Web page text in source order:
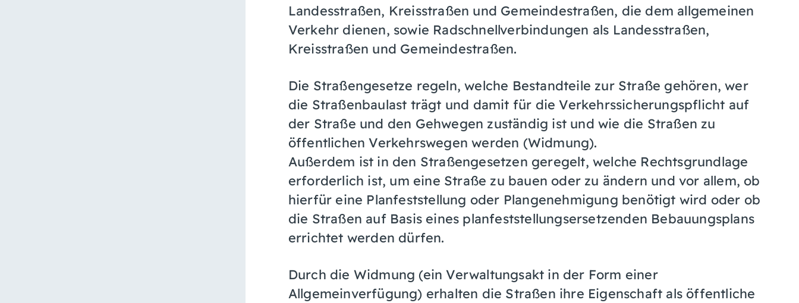
Landesstraßen, Kreisstraßen und Gemeindestraßen, die dem allgemeinen
Verkehr dienen, sowie Radschnellverbindungen als Landesstraßen,
Kreisstraßen und Gemeindestraßen.
Die Straßengesetze regeln, welche Bestandteile zur Straße gehören, wer
die Straßenbaulast trägt und damit für die Verkehrssicherungspflicht auf
der Straße und den Gehwegen zuständig ist und wie die Straßen zu
öffentlichen Verkehrswegen werden (Widmung).
Außerdem ist in den Straßengesetzen geregelt, welche Rechtsgrundlage
erforderlich ist, um eine Straße zu bauen oder zu ändern und vor allem, ob
hierfür eine Planfeststellung oder Plangenehmigung benötigt wird oder ob
die Straßen auf Basis eines planfeststellungsersetzenden Bebauungsplans
errichtet werden dürfen.
Durch die Widmung (ein Verwaltungsakt in der Form einer
Allgemeinverfügung) erhalten die Straßen ihre Eigenschaft als öffentliche